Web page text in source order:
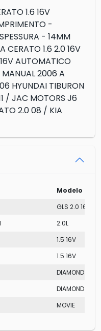
1.6 16V
-
- 14MM
CERATO 1.6 2.0 16V
AUTOMATICO
2006 A
HYUNDAI TIBURON
/ JAC MOTORS J6
2.0 08 / KIA
Modelo
GLS 2.0 16V
2.0L
1.5 16V
1.5 16V
DIAMOND
DIAMOND
MOVIE